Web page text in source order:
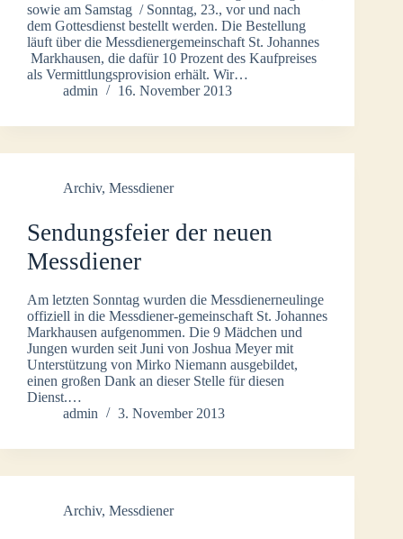
sowie am Samstag / Sonntag, 23., vor und nach
dem Gottesdienst bestellt werden. Die Bestellung
läuft über die Messdienergemeinschaft St. Johannes
Markhausen, die dafür 10 Prozent des Kaufpreises
als Vermittlungsprovision erhält. Wir…
admin
16. November 2013
Archiv, Messdiener
Sendungsfeier der neuen
Messdiener
Am letzten Sonntag wurden die Messdienerneulinge
offiziell in die Messdiener-gemeinschaft St. Johannes
Markhausen aufgenommen. Die 9 Mädchen und
Jungen wurden seit Juni von Joshua Meyer mit
Unterstützung von Mirko Niemann ausgebildet,
einen großen Dank an dieser Stelle für diesen
Dienst.…
admin
3. November 2013
Archiv, Messdiener